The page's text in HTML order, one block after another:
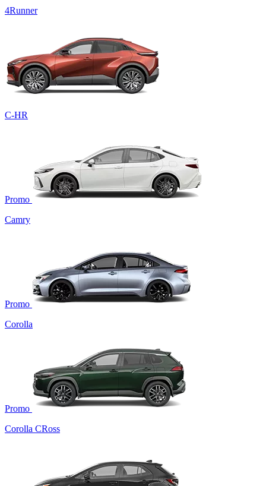
4Runner
C-HR
Promo
Camry
Promo
Corolla
Promo
Corolla CRoss